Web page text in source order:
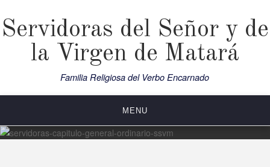
to
content
Servidoras del Señor y de
la Virgen de Matará
Familia Religiosa del Verbo Encarnado
MENU